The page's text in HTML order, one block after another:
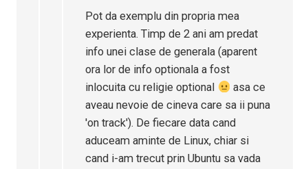
Pot da exemplu din propria mea
experienta. Timp de 2 ani am predat
info unei clase de generala (aparent
ora lor de info optionala a fost
inlocuita cu religie optional
asa ce
aveau nevoie de cineva care sa ii puna
'on track'). De fiecare data cand
aduceam aminte de Linux, chiar si
cand i-am trecut prin Ubuntu sa vada